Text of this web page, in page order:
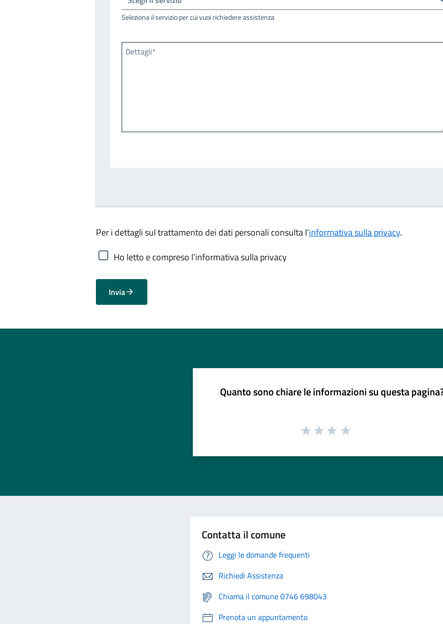
Seleziona il servizio per cui vuoi richiedere assistenza
Dettagli*
Per i dettagli sul trattamento dei dati personali consulta l’informativa sulla privacy.
Ho letto e compreso l’informativa sulla privacy
Invia
Quanto sono chiare le informazioni su questa
Contatta il comune
Leggi le domande frequenti
Richiedi Assistenza
Chiama il comune 0746 698043
Prenota un appuntamento